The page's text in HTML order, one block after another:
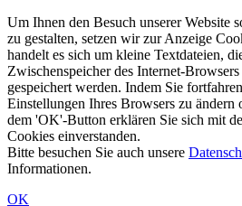
Um Ihnen den Besuch unserer Website
zu gestalten, setzen wir zur Anzeige
handelt es sich um kleine Textdateien,
Zwischenspeicher des Internet-Browsers
gespeichert werden. Indem Sie
Einstellungen Ihres Browsers zu ändern
dem 'OK'-Button erklären Sie sich mit
Cookies einverstanden.
Bitte besuchen Sie auch unsere
Informationen.
OK